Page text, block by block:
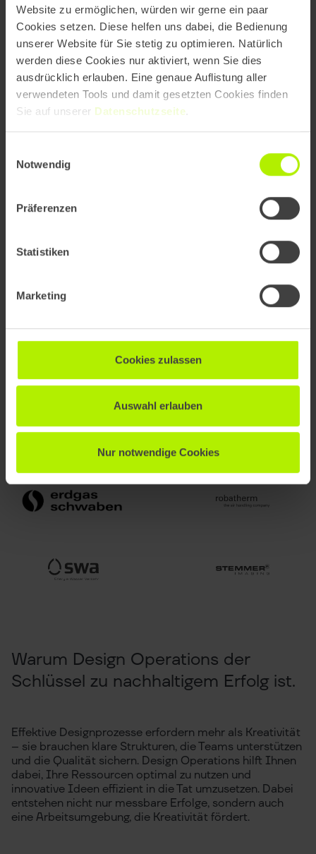
Website zu ermöglichen, würden wir gerne ein paar
Cookies setzen. Diese helfen uns dabei, die Bedienung
unserer Website für Sie stetig zu optimieren. Natürlich
werden diese Cookies nur aktiviert, wenn Sie dies
ausdrücklich erlauben. Eine genaue Auflistung aller
verwendeten Tools und damit gesetzten Cookies finden
Sie auf unserer Datenschutzseite
Notwendig
Präferenzen
Statistiken
Marketing
Cookies zulassen
Auswahl erlauben
Nur notwendige Cookies
Warum Design Operations der
Schlüssel zu nachhaltigem Erfolg ist.
Effektive Designprozesse erfordern mehr als Kreativität
– sie brauchen klare Strukturen, die Teams unterstützen
und die Qualität sichern. Design Operations hilft Ihnen
dabei, Ihre Ressourcen optimal zu nutzen und
innovative Ideen effizient in die Tat umzusetzen. Dabei
entstehen nicht nur messbare Erfolge, sondern auch
eine Arbeitsumgebung, die Kreativität fördert.